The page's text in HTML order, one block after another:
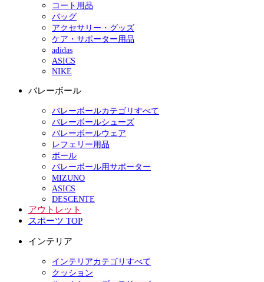
コート用品
バッグ
アクセサリー・グッズ
ケア・サポーター用品
adidas
ASICS
NIKE
バレーボール
バレーボールカテゴリすべて
バレーボールシューズ
バレーボールウェア
レフェリー用品
ボール
バレーボール用サポーター
MIZUNO
ASICS
DESCENTE
アウトレット
スポーツ TOP
インテリア
インテリアカテゴリすべて
クッション